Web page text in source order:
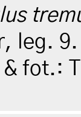
leg.
fot.: